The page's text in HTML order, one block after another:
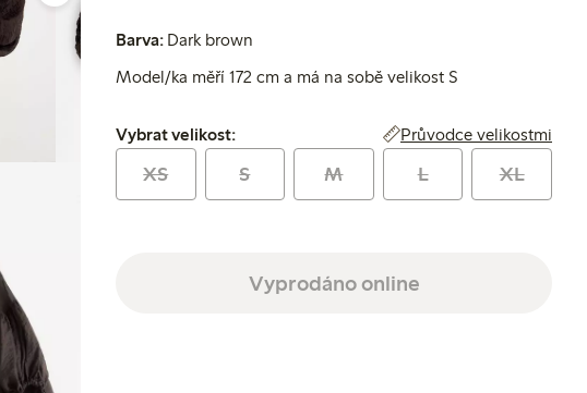
Barva: Dark brown
Model/ka měří 172 cm a má na sobě velikost S
Vybrat velikost:
Vybrat velikost: Průvodce velikostmi
XS S M L XL
Vyprodáno online